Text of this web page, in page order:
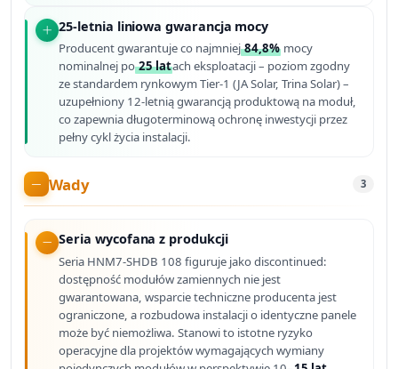
25-letnia liniowa gwarancja mocy
Producent gwarantuje co najmniej84,8% mocy
nominalnej po25 latach eksploatacji – poziom zgodny
ze standardem rynkowym Tier-1 (JA Solar, Trina Solar) –
uzupełniony 12-letnią gwarancją produktową na moduł,
co zapewnia długoterminową ochronę inwestycji przez
pełny cykl życia instalacji.
Wady 3
Seria wycofana z produkcji
Seria HNM7-SHDB 108 figuruje jako discontinued:
dostępność modułów zamiennych nie jest
gwarantowana, wsparcie techniczne producenta jest
ograniczone, a rozbudowa instalacji o identyczne panele
może być niemożliwa. Stanowi to istotne ryzyko
operacyjne dla projektów wymagających wymiany